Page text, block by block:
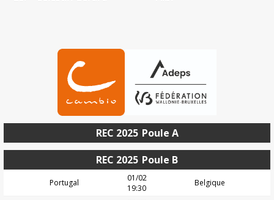
REC 2025 Poule A
REC 2025 Poule B
Portugal
01/02
19:30
Belgique